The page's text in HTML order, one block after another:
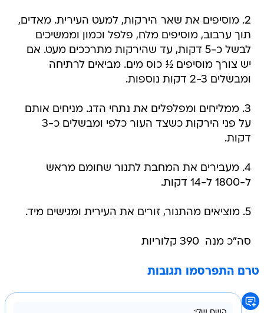
2. מוסיפים את שאר הירקות, למעט העירית. מאדים,
תוך ערבוב, מוסיפים מלח, פלפל וכמון וממשיכים
לבשל כ-5 דקות, עד שהירקות מתרככים מעט. אם
יש צורך מוסיפים ½ כוס מים. מביאים לרתיחה
ומבשלים 2-3 דקות נוספות.
3. ממליחים ומפלפלים את נתחי הדג. מניחים אותם
על פני הירקות כשצד העור כלפי ומבשלים כ-3
דקות.
4. מעבירים את המחבת לתנור שחומם מראש
ל-1800 ל-14 דקות.
5. מוציאים מהתנור, זורים את העירית ומגישים מיד.
סה"כ מנה  390 קלוריות
טרם התפרסמו תגובות